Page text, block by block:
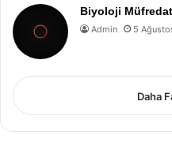
Biyoloji
Admin 5
Daha